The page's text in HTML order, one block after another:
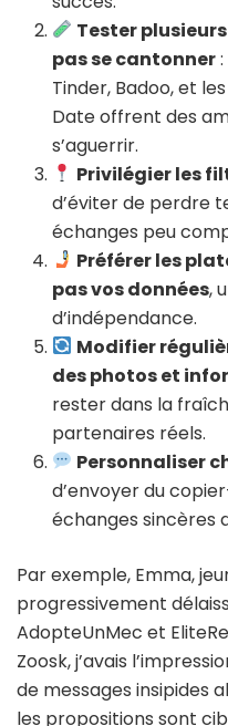
Tester
pas se cantonner
Tinder, Badoo, et
Date offrent des
s’aguerrir.
Privilégier les
d’éviter de perdre
échanges peu
Préférer les
pas vos données,
d’indépendance.
Modifier
des photos et
rester dans la
partenaires réels.
Personnaliser
d’envoyer du
échanges sincères
Par exemple, Emma,
progressivement
AdopteUnMec et
Zoosk, j’avais
de messages insipides
les propositions sont